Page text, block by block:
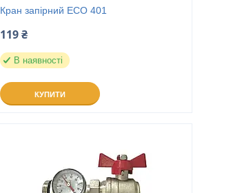
Кран запірний ECO 401
119 ₴
В наявності
КУПИТИ